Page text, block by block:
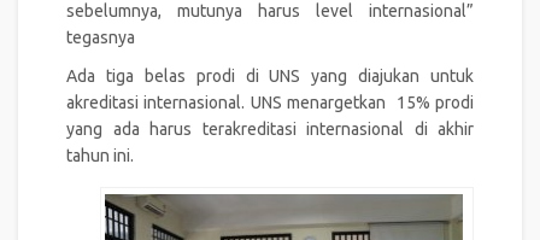
sebelumnya, mutunya harus level internasional”
tegasnya
Ada tiga belas prodi di UNS yang diajukan untuk
akreditasi internasional. UNS menargetkan 15% prodi
yang ada harus terakreditasi internasional di akhir
tahun ini.